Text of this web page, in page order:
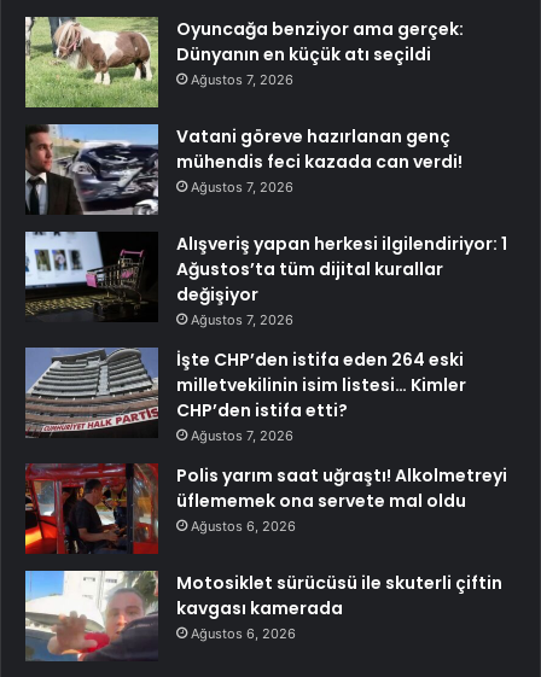
Oyuncağa benziyor ama gerçek:
Dünyanın en küçük atı seçildi
Ağustos 7, 2026
Vatani göreve hazırlanan genç
mühendis feci kazada can verdi!
Ağustos 7, 2026
Alışveriş yapan herkesi ilgilendiriyor: 1
Ağustos’ta tüm dijital kurallar
değişiyor
Ağustos 7, 2026
İşte CHP’den istifa eden 264 eski
milletvekilinin isim listesi… Kimler
CHP’den istifa etti?
Ağustos 7, 2026
Polis yarım saat uğraştı! Alkolmetreyi
üflememek ona servete mal oldu
Ağustos 6, 2026
Motosiklet sürücüsü ile skuterli çiftin
kavgası kamerada
Ağustos 6, 2026